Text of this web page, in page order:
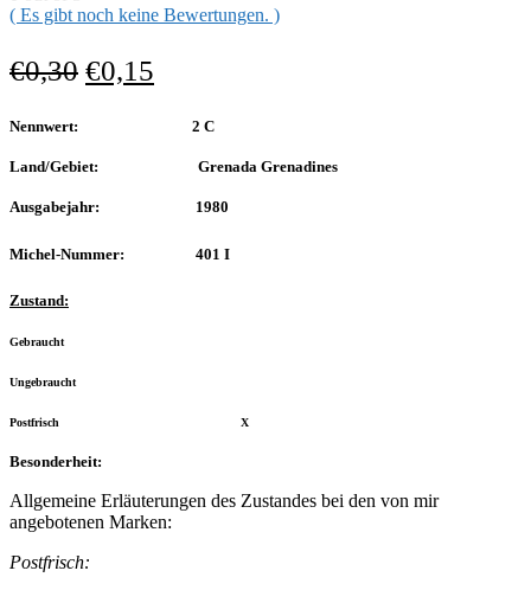
( Es gibt noch keine Bewertungen. )
€0,30 €0,15
Nennwert: 2 C
Land/Gebiet: Grenada Grenadines
Ausgabejahr: 1980
Michel-Nummer: 401 I
Zustand:
Gebraucht
Ungebraucht
Postfrisch X
Besonderheit:
Allgemeine Erläuterungen des Zustandes bei den von mir
angebotenen Marken:
Postfrisch: